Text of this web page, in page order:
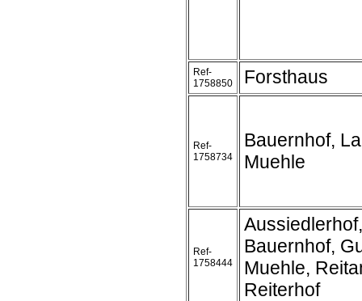
Ref-
1758850
Forsthaus
Ref-
1758734
Bauernhof,
Muehle
Ref-
1758444
Bauernhof,
Muehle,
Reiterhof